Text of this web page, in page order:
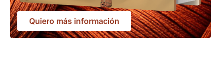
Quiero más información